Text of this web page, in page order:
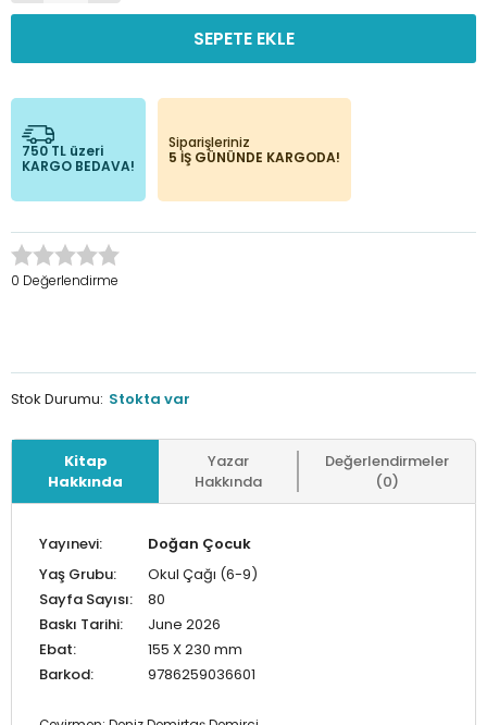
SEPETE EKLE
750 TL üzeri
KARGO BEDAVA!
Siparişleriniz
5 İŞ GÜNÜNDE KARGODA!
0 Değerlendirme
Stok Durumu: Stokta var
Kitap
Hakkında
Yazar
Hakkında
Değerlendirmeler
(0)
Yayınevi:
Doğan Çocuk
Yaş Grubu:
Okul Çağı (6-9)
Sayfa Sayısı:
80
Baskı Tarihi:
June 2026
Ebat:
155 X 230 mm
Barkod:
9786259036601